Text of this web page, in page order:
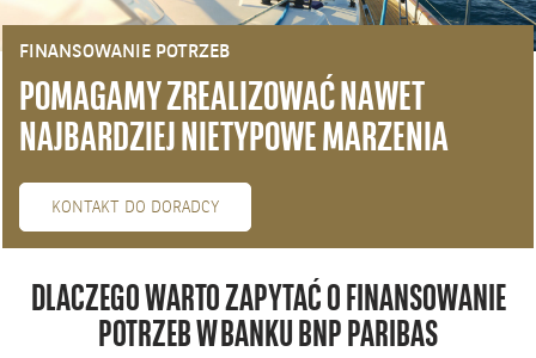
FINANSOWANIE POTRZEB
POMAGAMY ZREALIZOWAĆ NAWET
NAJBARDZIEJ NIETYPOWE MARZENIA
KONTAKT DO DORADCY
DLACZEGO WARTO ZAPYTAĆ O FINANSOWANIE
POTRZEB W BANKU BNP PARIBAS